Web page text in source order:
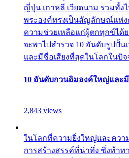
ญี่ปุ่น เกาหลี เวียดนาม รวมทั้ง
พระองค์ทรงเป็นสัญลักษณ์แห่ง
ความช่วยเหลือแก่ผู้ตกทุกข์ได้ย
จะพาไปสำรวจ 10 อันดับรูปปั้
และมีชื่อเสียงที่สุดในโลกในปั
10 อันดับกวนอิมองค์ใหญ่และ
2,843 views
ในโลกที่ความยิ่งใหญ่และควา
การสร้างสรรค์ที่น่าทึ่ง ซึ่งท้าท